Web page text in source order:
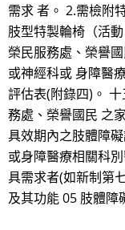
需求 者。 2.需檢附
肢型特製輪椅（活
榮民服務處、榮譽
或神經科或 身障醫
評估表(附錄四)。
務處、榮譽國民 之
具效期內之肢體障
或身障醫療相關科
具需求者(如新制第
及其功能 05 肢體障